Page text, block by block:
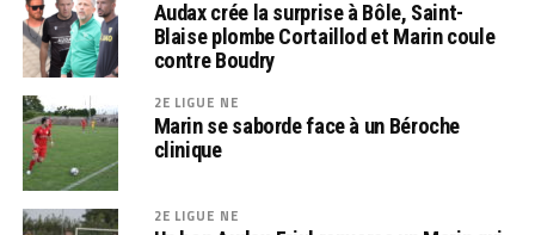
Audax crée la surprise à Bôle, Saint-
Blaise plombe Cortaillod et Marin coule
contre Boudry
2E LIGUE NE
Marin se saborde face à un Béroche
clinique
2E LIGUE NE